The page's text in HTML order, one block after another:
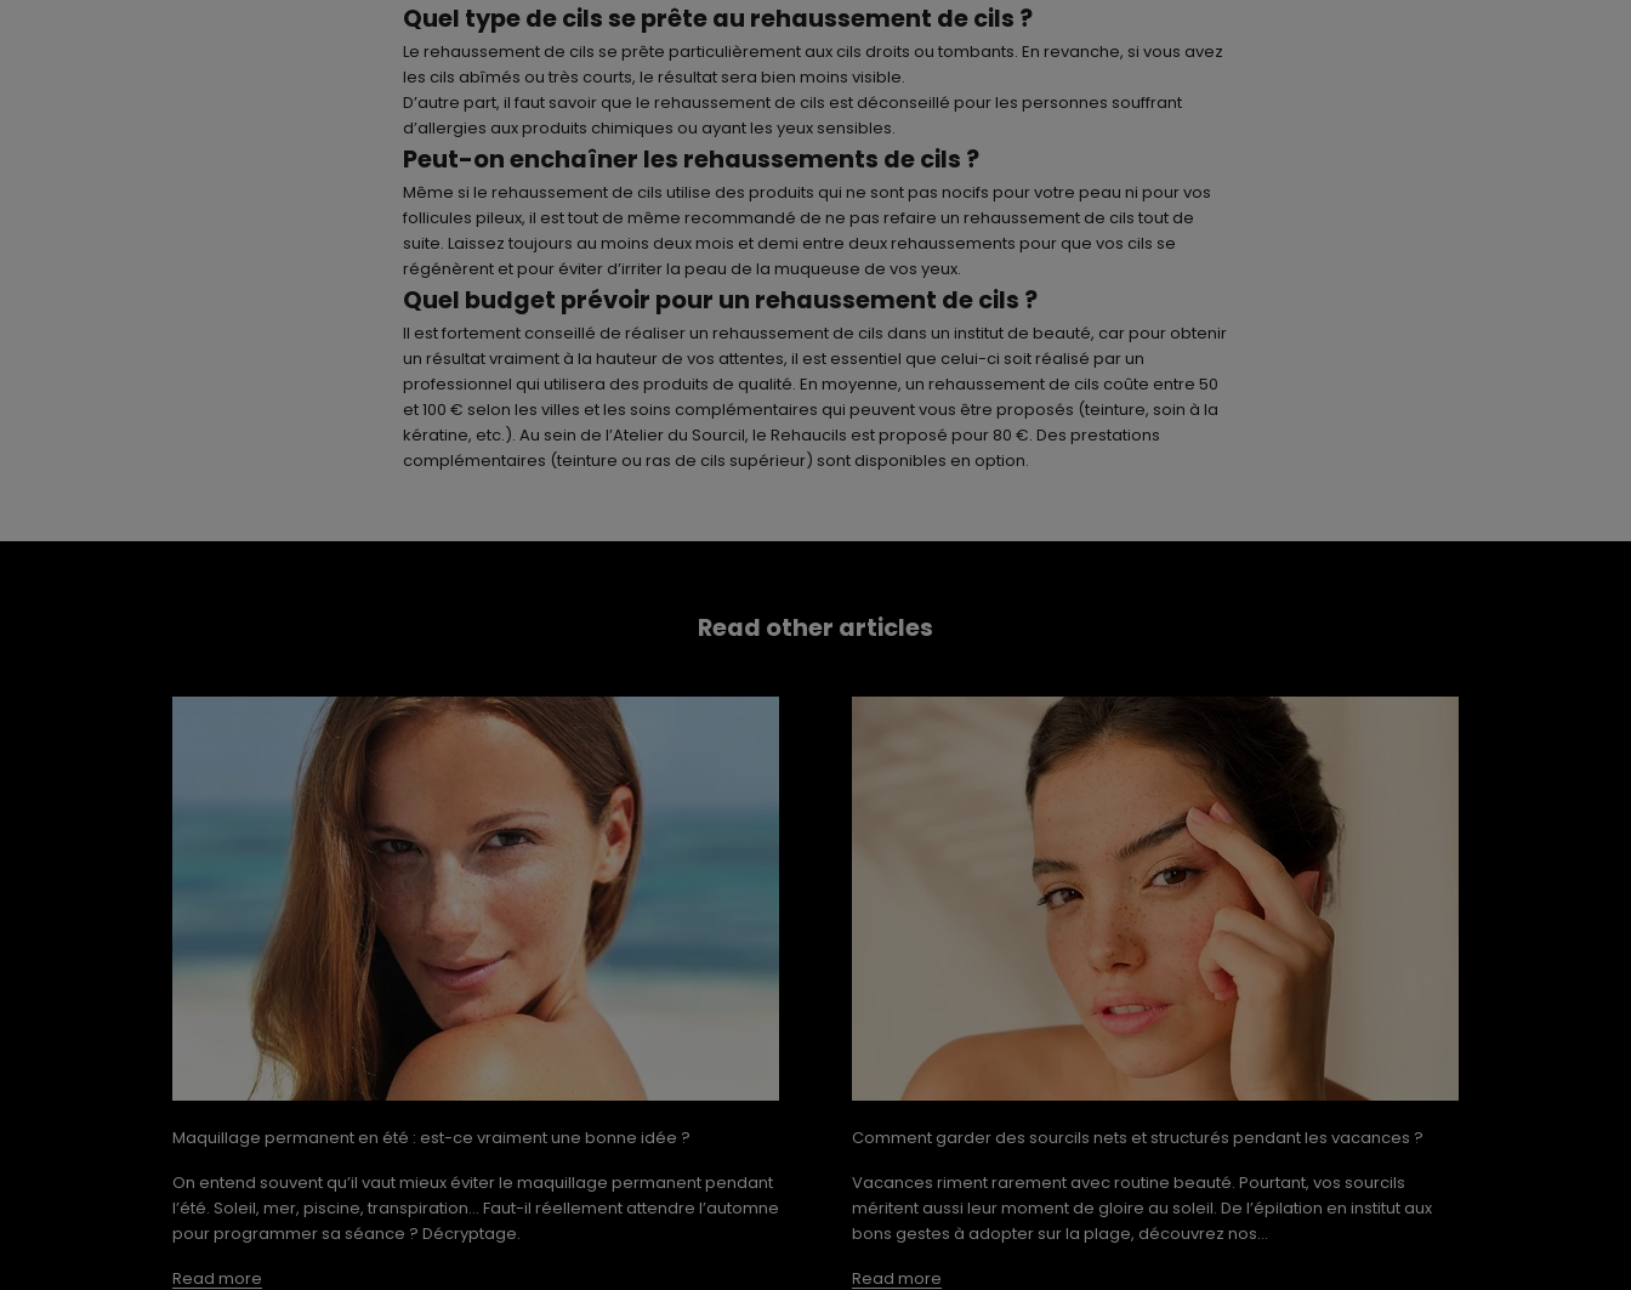
Quel type de cils se prête au rehaussement de cils ?
Le rehaussement de cils se prête particulièrement aux cils droits ou tombants. En revanche, si vous avez
les cils abîmés ou très courts, le résultat sera bien moins visible.
D’autre part, il faut savoir que le rehaussement de cils est déconseillé pour les personnes souffrant
d’allergies aux produits chimiques ou ayant les yeux sensibles.
Peut-on enchaîner les rehaussements de cils ?
Même si le rehaussement de cils utilise des produits qui ne sont pas nocifs pour votre peau ni pour vos
follicules pileux, il est tout de même recommandé de ne pas refaire un rehaussement de cils tout de
suite. Laissez toujours au moins deux mois et demi entre deux rehaussements pour que vos cils se
régénèrent et pour éviter d’irriter la peau de la muqueuse de vos yeux.
Quel budget prévoir pour un rehaussement de cils ?
Il est fortement conseillé de réaliser un rehaussement de cils dans un institut de beauté, car pour obtenir
un résultat vraiment à la hauteur de vos attentes, il est essentiel que celui-ci soit réalisé par un
professionnel qui utilisera des produits de qualité. En moyenne, un rehaussement de cils coûte entre 50
et 100 € selon les villes et les soins complémentaires qui peuvent vous être proposés (teinture, soin à la
kératine, etc.). Au sein de l’Atelier du Sourcil, le Rehaucils est proposé pour 80 €. Des prestations
complémentaires (teinture ou ras de cils supérieur) sont disponibles en option.
Read other articles
Maquillage permanent en été : est-ce vraiment une bonne idée ?
On entend souvent qu’il vaut mieux éviter le maquillage permanent pendant
l’été. Soleil, mer, piscine, transpiration… Faut-il réellement attendre l’automne
pour programmer sa séance ? Décryptage.
Read more
Comment garder des sourcils nets et structurés pendant les vacances ?
Vacances riment rarement avec routine beauté. Pourtant, vos sourcils
méritent aussi leur moment de gloire au soleil. De l’épilation en institut aux
bons gestes à adopter sur la plage, découvrez nos...
Read more